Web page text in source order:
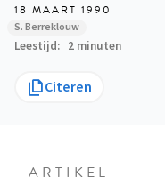
18 MAART 1990
S. Berreklouw
Leestijd 2 minuten
Citeren
ARTIKEL